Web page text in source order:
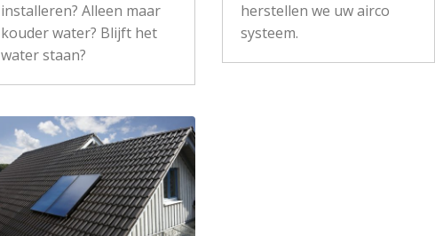
installeren? Alleen maar
kouder water? Blijft het
water staan?
herstellen we uw airco
systeem.